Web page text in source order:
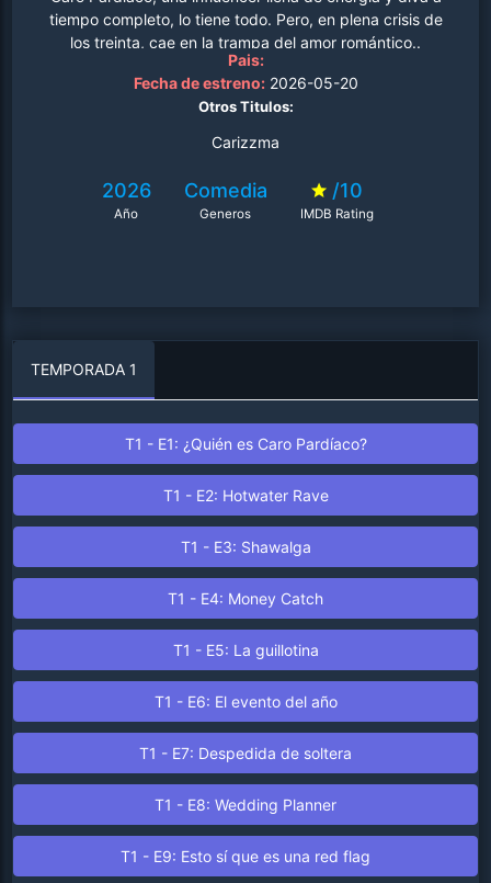
tiempo completo, lo tiene todo. Pero, en plena crisis de
los treinta, cae en la trampa del amor romántico..
Pais:
Fecha de estreno:2026-05-20
Otros Titulos:
Carizzma
2026
Año
Comedia
Generos
/10
IMDB Rating
TEMPORADA 1
T1 - E1: ¿Quién es Caro Pardíaco?
T1 - E2: Hotwater Rave
T1 - E3: Shawalga
T1 - E4: Money Catch
T1 - E5: La guillotina
T1 - E6: El evento del año
T1 - E7: Despedida de soltera
T1 - E8: Wedding Planner
T1 - E9: Esto sí que es una red flag